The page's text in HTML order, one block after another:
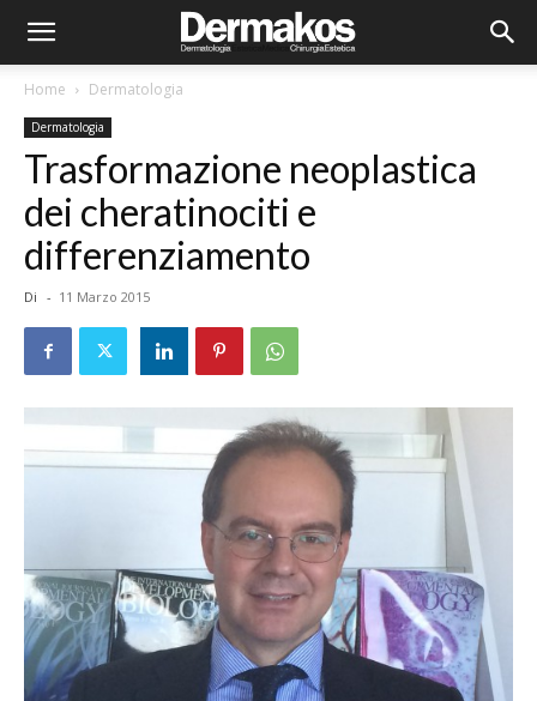
Home Dermatologia
Dermatologia
Trasformazione neoplastica
dei cheratinociti e
differenziamento
Di - 11 Marzo 2015